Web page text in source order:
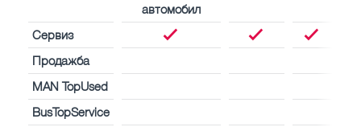
автомобил
Сервиз
Продажба
MAN TopUsed
BusTopService